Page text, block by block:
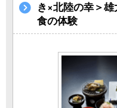
き×北陸の幸＞
食の体験